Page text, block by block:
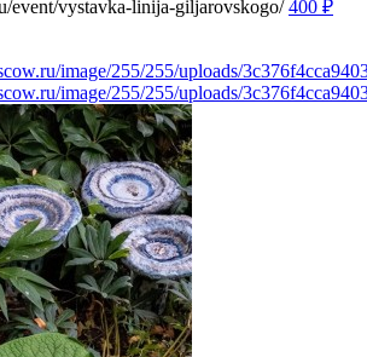
event/vystavka-linija-giljarovskogo/ 400 ₽
image/255/255/uploads/
image/255/255/uploads/